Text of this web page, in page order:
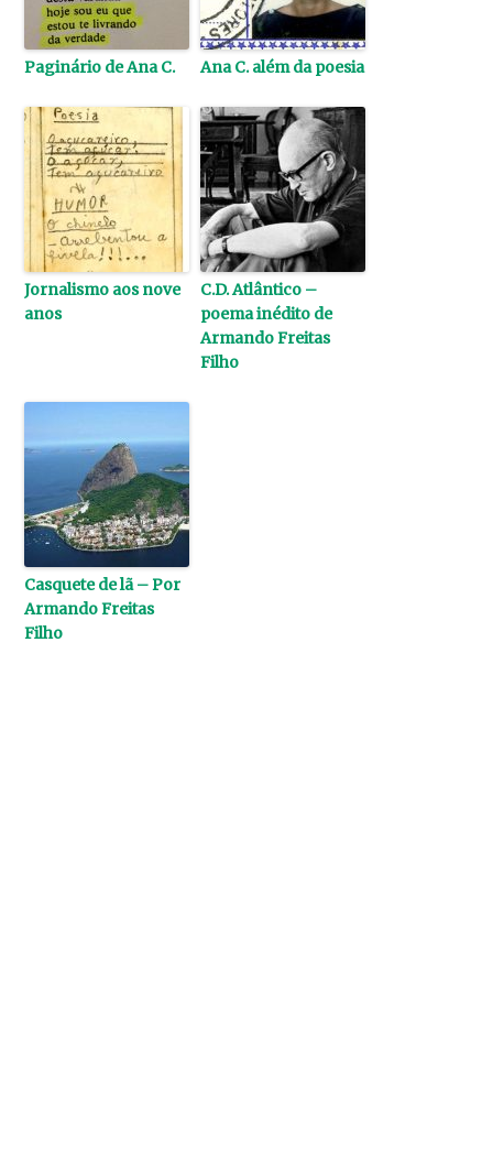
Paginário de Ana C. Ana C. além da poesia
Jornalismo aos nove
anos
C.D. Atlântico –
poema inédito de
Armando Freitas
Filho
Casquete de lã – Por
Armando Freitas
Filho